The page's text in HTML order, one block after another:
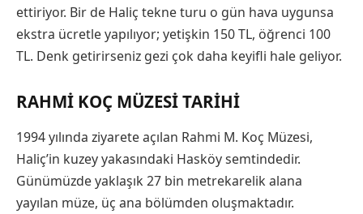
ettiriyor. Bir de Haliç tekne turu o gün hava uygunsa
ekstra ücretle yapılıyor; yetişkin 150 TL, öğrenci 100
TL. Denk getirirseniz gezi çok daha keyifli hale geliyor.
RAHMI KOÇ MÜZESI TARIHI
1994 yılında ziyarete açılan Rahmi M. Koç Müzesi,
Haliç’in kuzey yakasındaki Hasköy semtindedir.
Günümüzde yaklaşık 27 bin metrekarelik alana
yayılan müze, üç ana bölümden oluşmaktadır.